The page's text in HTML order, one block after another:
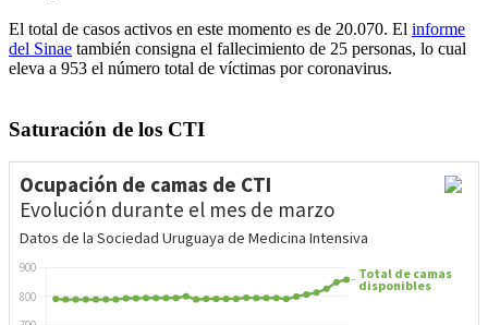
El total de casos activos en este momento es de 20.070. El informe
del Sinae también consigna el fallecimiento de 25 personas, lo cual
eleva a 953 el número total de víctimas por coronavirus.
Saturación de los CTI